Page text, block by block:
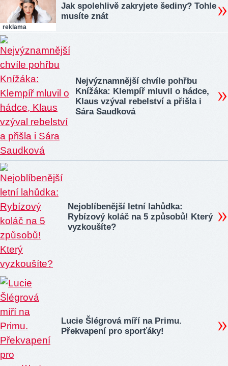
reklama
Jak spolehlivě zakryjete šediny? Tohle
musíte znát
Nejvýznamnější chvíle pohřbu
Knížáka: Klempíř mluvil o hádce,
Klaus vzýval rebelství a přišla i
Sára Saudková
Nejoblíbenější letní lahůdka:
Rybízový koláč na 5 způsobů! Který
vyzkoušíte?
Lucie Šlégrová míří na Primu.
Překvapení pro sporťáky!